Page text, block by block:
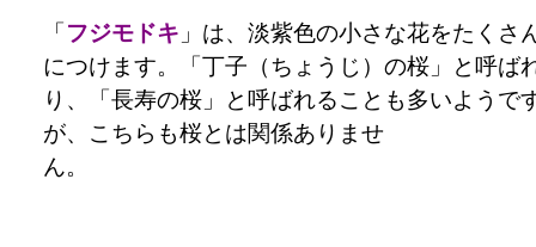
「フジモドキ 」は、淡紫色の小さな花をたくさ
につけます。「丁子（ちょうじ）の桜」と呼ば
り、「長寿の桜」と呼ばれることも多いようで
が、こちらも桜とは関係ありませ